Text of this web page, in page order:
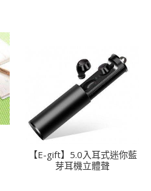
【E-gift】5.0入耳式迷你藍
芽耳機立體聲